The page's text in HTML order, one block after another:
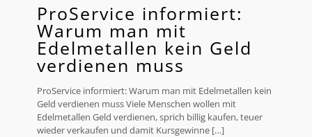
ProService informiert:
Warum man mit
Edelmetallen kein Geld
verdienen muss
ProService informiert: Warum man mit Edelmetallen kein
Geld verdienen muss Viele Menschen wollen mit
Edelmetallen Geld verdienen, sprich billig kaufen, teuer
wieder verkaufen und damit Kursgewinne […]